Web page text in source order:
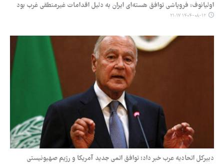
اولیانوف: فروپاشی توافق هسته‌ای ایران به دلیل اقدامات غیرمنطقی غرب بود
۱۴۰۴-۰۸-۱۲ ۲۱:۱۷
دبیرکل اتحادیه عرب خبر داد؛ توافق اتمی جدید آمریکا و رژیم صهیونیستی